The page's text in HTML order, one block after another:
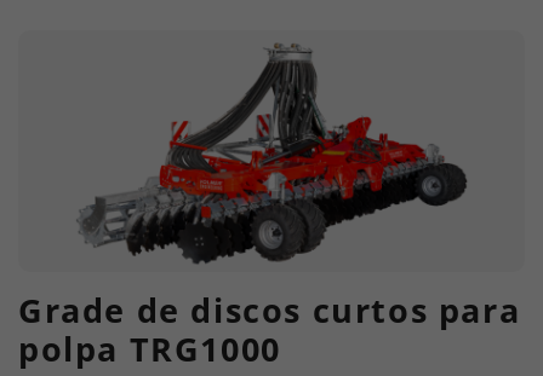
Grade de discos curtos para
polpa TRG1000